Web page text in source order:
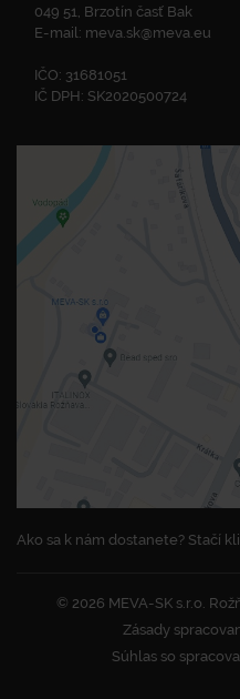
049 51, Brzotín časť Bak
E-mail: meva.sk@meva.eu
IČO: 31681051
IČ DPH: SK2020500724
Ako sa k nám dostanete? Stačí
© 2026 MEVA-SK s.r.o.
Zásady
Súhlas so